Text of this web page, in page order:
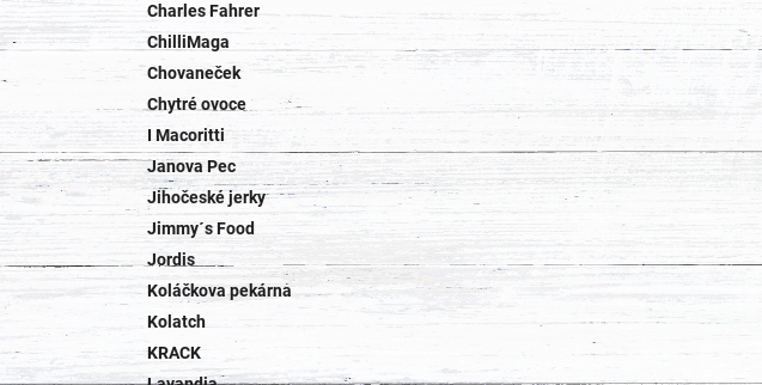
Charles Fahrer
ChilliMaga
Chovaneček
Chytré ovoce
I Macoritti
Janova Pec
Jihočeské jerky
Jimmy´s Food
Jordis
Koláčkova pekárna
Kolatch
KRACK